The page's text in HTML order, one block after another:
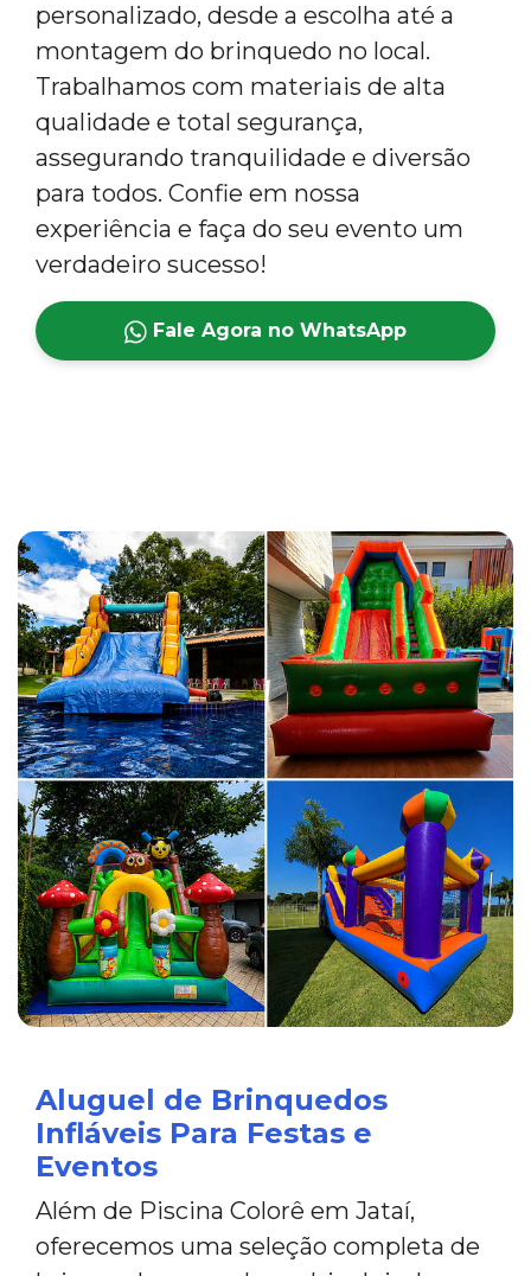
personalizado, desde a escolha até a
montagem do brinquedo no local.
Trabalhamos com materiais de alta
qualidade e total segurança,
assegurando tranquilidade e diversão
para todos. Confie em nossa
experiência e faça do seu evento um
verdadeiro sucesso!
Fale Agora no WhatsApp
Aluguel de Brinquedos
Infláveis Para Festas e
Eventos
Além de Piscina Colorê em Jataí,
oferecemos uma seleção completa de